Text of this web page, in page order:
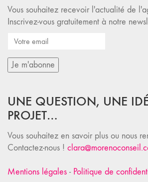
Vous souhaitez recevoir l'actualité de
Inscrivez-vous gratuitement à notre
UNE QUESTION, UNE
PROJET…
Vous souhaitez en savoir plus ou nous
Contactez-nous !
Mentions légales - Politique de